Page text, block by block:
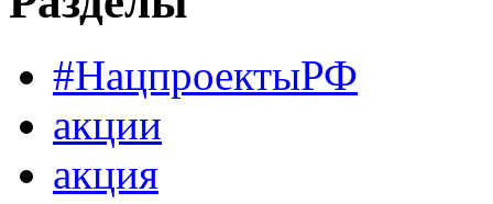
#НацпроектыРФ
акции
акция